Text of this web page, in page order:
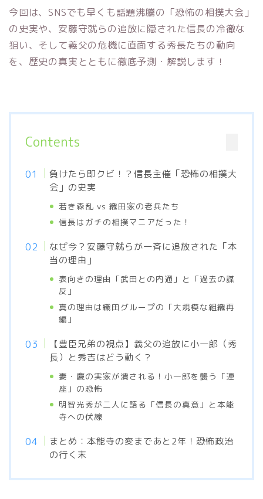
今回は、SNSでも早くも話題沸騰の「恐怖の相撲大会」
の史実や、安藤守就らの追放に隠された信長の冷徹な
狙い、そして義父の危機に直面する秀長たちの動向
を、歴史の真実とともに徹底予測・解説します！
Contents
負けたら即クビ！？信長主催「恐怖の相撲大
会」の史実
若き森乱 vs 織田家の老兵たち
信長はガチの相撲マニアだった！
なぜ今？安藤守就らが一斉に追放された「本
当の理由」
表向きの理由「武田との内通」と「過去の謀
反」
真の理由は織田グループの「大規模な組織再
編」
【豊臣兄弟の視点】義父の追放に小一郎（秀
長）と秀吉はどう動く？
妻・慶の実家が潰される！小一郎を襲う「連
座」の恐怖
明智光秀が二人に語る「信長の真意」と本能
寺への伏線
まとめ：本能寺の変まであと2年！恐怖政治
の行く末